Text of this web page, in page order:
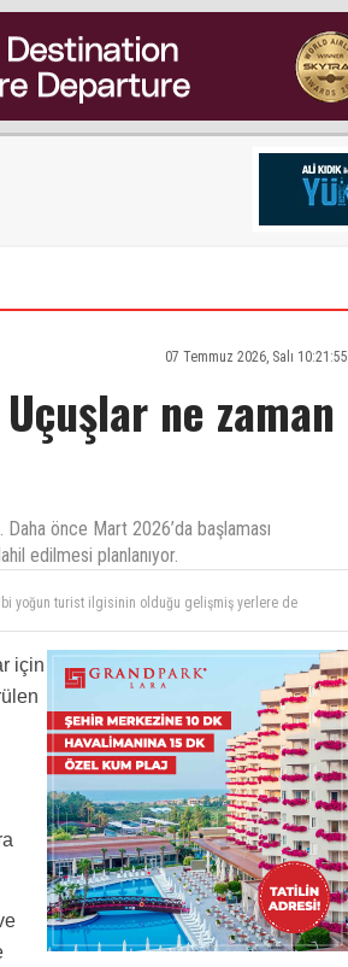
07 Temmuz 2026, Salı 10:21:55
ne zaman
önce Mart 2026’da başlaması
edilmesi planlanıyor.
için